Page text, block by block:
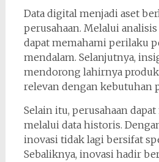
Data digital menjadi aset
perusahaan. Melalui
dapat memahami perilaku
mendalam. Selanjutnya,
mendorong lahirnya
relevan dengan kebutuhan
Selain itu, perusahaan
melalui data historis.
inovasi tidak lagi bersifat
Sebaliknya, inovasi hadir